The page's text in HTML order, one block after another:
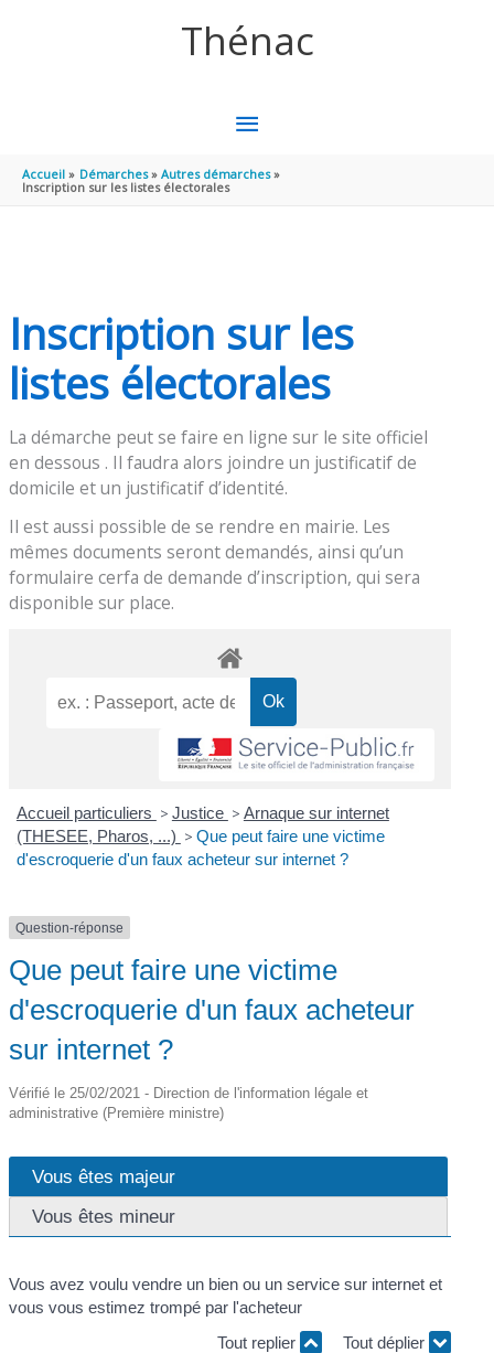
Thénac
MENU
PRINCIPAL
Accueil Démarches
Autres démarches
Inscription sur les listes électorales
Inscription sur les
listes électorales
La démarche peut se faire en ligne sur le site officiel
en dessous . Il faudra alors joindre un justificatif de
domicile et un justificatif d’identité.
Il est aussi possible de se rendre en mairie. Les
mêmes documents seront demandés, ainsi qu’un
formulaire cerfa de demande d’inscription, qui sera
disponible sur place.
Accueil particuliers > Justice > Arnaque sur internet
(THESEE, Pharos, ...) > Que peut faire une victime
d'escroquerie d'un faux acheteur sur internet ?
Question-réponse
Que peut faire une victime
d'escroquerie d'un faux acheteur
sur internet ?
Vérifié le 25/02/2021 - Direction de l'information légale et
administrative (Première ministre)
Vous êtes majeur
Vous êtes mineur
Vous avez voulu vendre un bien ou un service sur internet et
vous vous estimez trompé par l'acheteur
Tout replier
Tout déplier